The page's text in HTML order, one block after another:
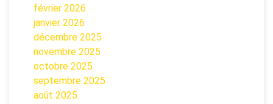
février 2026
janvier 2026
décembre 2025
novembre 2025
octobre 2025
septembre 2025
août 2025